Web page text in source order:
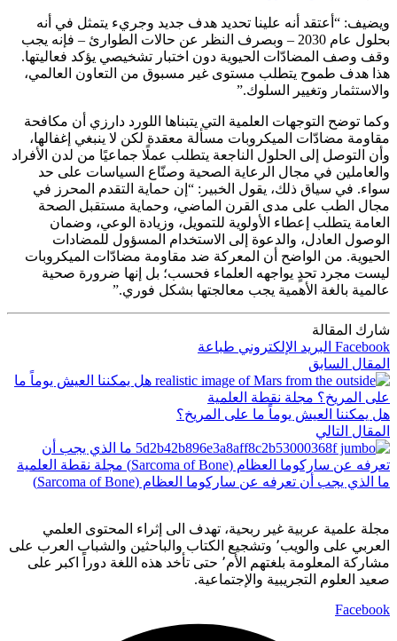
ويضيف: “أعتقد أنه علينا تحديد هدف جديد وجريء يتمثل في أنه
بحلول عام 2030 – وبصرف النظر عن حالات الطوارئ – فإنه يجب
وقف وصف المضادّات الحيوية دون اختبار تشخيصي يؤكد فعاليتها.
هذا هدف طموح يتطلب مستوى غير مسبوق من التعاون العالمي،
والاستثمار وتغيير السلوك.”
وكما توضح التوجهات العلمية التي يتبناها اللورد دارزي أن مكافحة
مقاومة مضادّات الميكروبات مسألة معقدة لكن لا ينبغي إغفالها،
وأن التوصل إلى الحلول الناجعة يتطلب عملًا جماعيًا من لدن الأفراد
والعاملين في مجال الرعاية الصحية وصنّاع السياسات على حد
سواء. في سياق ذلك، يقول الخبير: “إن حماية التقدم المحرز في
مجال الطب على مدى القرن الماضي، وحماية مستقبل الصحة
العامة يتطلب إعطاء الأولوية للتمويل، وزيادة الوعي، وضمان
الوصول العادل، والدعوة إلى الاستخدام المسؤول للمضادات
الحيوية. من الواضح أن المعركة ضد مقاومة مضادّات الميكروبات
ليست مجرد تحدٍ يواجهه العلماء فحسب؛ بل إنها ضرورة صحية
عالمية بالغة الأهمية يجب معالجتها بشكل فوري.”
شارك المقالة
Facebook البريد الإلكتروني طباعة
المقال السابق
هل يمكننا العيش يوماً ما على المريخ؟
المقال التالي
ما الذي يجب أن تعرفه عن ساركوما العظام (Sarcoma of Bone)
مجلة علمية عربية غير ربحية، تهدف الى إثراء المحتوى العلمي
العربي على والويب٬ وتشجيع الكتاب والباحثين والشباب العرب على
مشاركة المعلومة بلغتهم الأم٬ حتى تأخد هذه اللغة دوراً اكبر على
صعيد العلوم التجريبية والإجتماعية.
Facebook